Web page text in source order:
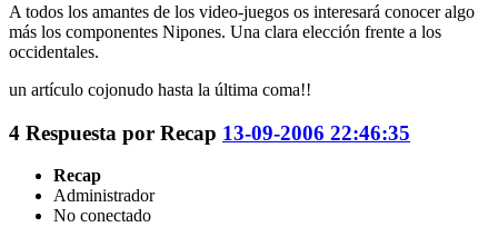
A todos los amantes de los video-juegos os interesará conocer algo
más los componentes Nipones. Una clara elección frente a los
occidentales.
un artículo cojonudo hasta la última coma!!
4 Respuesta por Recap 13-09-2006 22:46:35
Recap
Administrador
No conectado